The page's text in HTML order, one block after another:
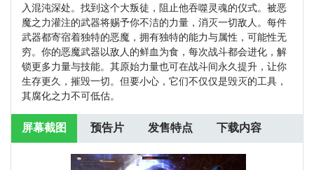
入混沌深处。找到这个大叛徒，阻止他吞噬灵魂的仪式。被恶
魔之力灌注的武器将赐予你不洁的力量，消灭一切敌人。每件
武器都寄宿着独特的恶魔，拥有独特的能力与属性，可能性无
穷。你的恶魔武器以敌人的鲜血为食，每次战斗都会进化，解
锁更多力量与技能。其原始力量也可在战斗间永久提升，让你
生存更久，摧毁一切。但要小心，它们不仅仅是毁灭的工具，
其腐化之力不可低估。
屏幕截图 预告片 发售特点 下载内容